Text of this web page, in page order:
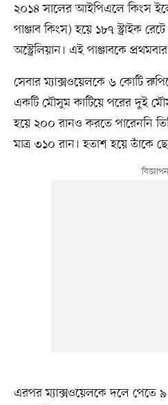
২০১৪ সালের আইপিএলে কিংস
পাঞ্জাব কিংস) হয়ে ১৮৭ স্ট্রাইক
অস্ট্রেলিয়ান। এই পাঞ্জাবকে
সেবার ম্যাক্সওয়েলকে ৬ কোটি
একটি মৌসুম কাটিয়ে পরের দুই
হয়ে ২০০ রানও করতে পারেননি
মাত্র ৩১০ রান। হতাশ হয়ে তাঁকে
এরপর ম্যাক্সওয়েলকে দলে পেতে ৯